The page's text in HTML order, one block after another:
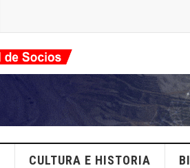
CULTURA E HISTORIA